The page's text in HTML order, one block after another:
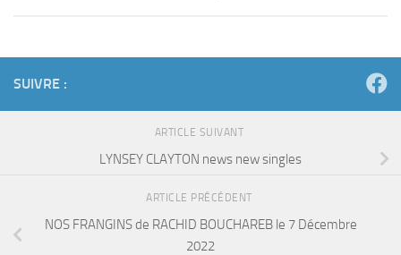
SUIVRE :
ARTICLE SUIVANT
LYNSEY CLAYTON news new singles
ARTICLE PRÉCÉDENT
NOS FRANGINS de RACHID BOUCHAREB le 7 Décembre
2022